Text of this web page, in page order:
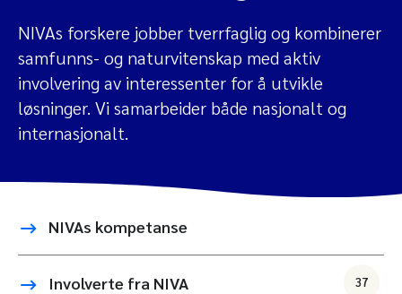
NIVAs forskere jobber tverrfaglig og kombinerer
samfunns- og naturvitenskap med aktiv
involvering av interessenter for å utvikle
løsninger. Vi samarbeider både nasjonalt og
internasjonalt.
NIVAs kompetanse
Involverte fra NIVA 37